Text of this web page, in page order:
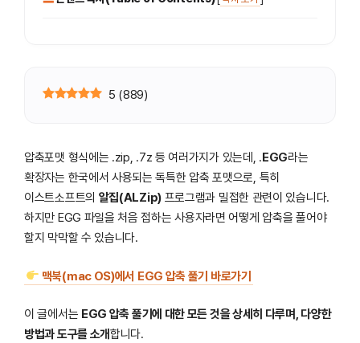
5 (889)
압축포맷 형식에는 .zip, .7z 등 여러가지가 있는데, .EGG라는
확장자는 한국에서 사용되는 독특한 압축 포맷으로, 특히
이스트소프트의 알집(ALZip)프로그램과 밀접한 관련이 있습니다.
하지만 EGG 파일을 처음 접하는 사용자라면 어떻게 압축을 풀어야
할지 막막할 수 있습니다.
맥북(mac OS)에서 EGG 압축 풀기 바로가기
이 글에서는 EGG 압축 풀기에 대한 모든 것을 상세히 다루며, 다양한
방법과 도구를 소개합니다.